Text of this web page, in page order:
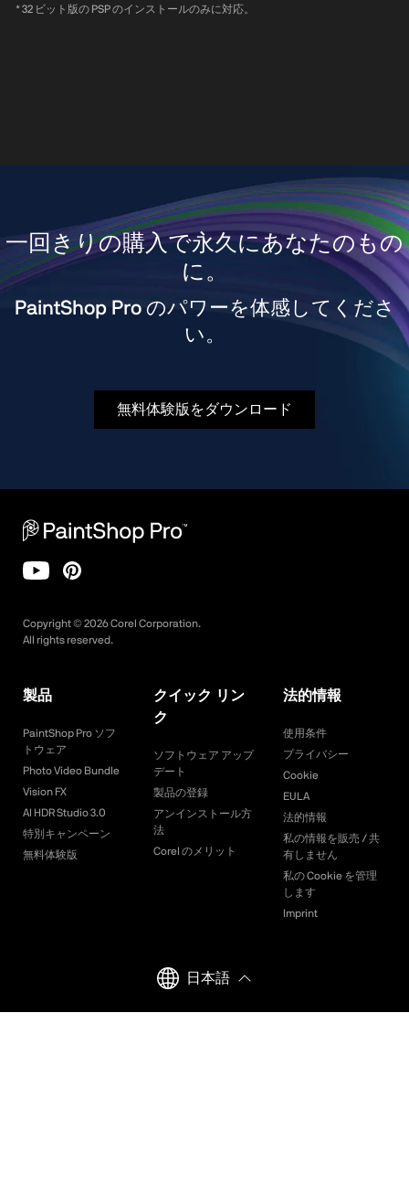
* 32 ビット版の PSP のインストールのみに対応。
一回きりの購入で永久にあなたのもの
に。
PaintShop Pro のパワーを体感してくださ
い。
無料体験版をダウンロード
Copyright © 2026Corel Corporation.
All rights reserved.
製品
PaintShop Pro ソフ
トウェア
Photo Video Bundle
Vision FX
AI HDR Studio 3.0
特別キャンペーン
無料体験版
クイック リン
ク
ソフトウェア アップ
デート
製品の登録
アンインストール方
法
Corel のメリット
法的情報
使用条件
プライバシー
Cookie
EULA
法的情報
私の情報を販売 / 共
有しません
私の Cookie を管理
します
Imprint
日本語